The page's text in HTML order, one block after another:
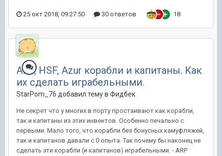
25 окт 2018, 09:27:50 30 ответов 18
ARP, HSF, Azur корабли и капитаны. Как
их сделать играбельными.
StarPom_76 добавил тему в Фидбек
Не секрет что у многих в порту простаивают как корабли,
так и капитаны из этих инвентов. Особенно печально с
первыми. Мало того, что корабли без бонусных камуфляжей,
так и капитанов давали с 0 опыта. Так почему бы наконец не
сделать эти корабли (и капитанов) играбельными. - ARP